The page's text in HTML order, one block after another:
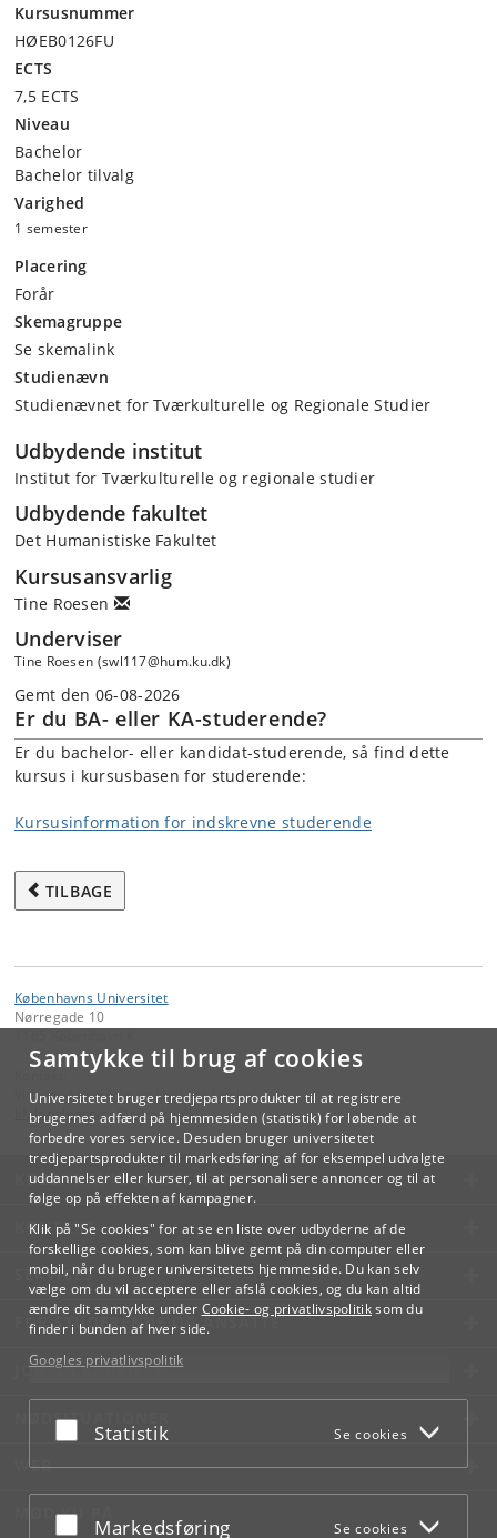
Samtykke til brug af cookies
Universitetet bruger tredjepartsprodukter til at registrere
brugernes adfærd på hjemmesiden (statistik) for løbende at
forbedre vores service. Desuden bruger universitetet
tredjepartsprodukter til markedsføring af for eksempel udvalgte
uddannelser eller kurser, til at personalisere annoncer og til at
følge op på effekten af kampagner.
Klik på "Se cookies" for at se en liste over udbyderne af de
forskellige cookies, som kan blive gemt på din computer eller
mobil, når du bruger universitetets hjemmeside. Du kan selv
vælge om du vil acceptere eller afslå cookies, og du kan altid
ændre dit samtykke under Cookie- og privatlivspolitiksom du
finder i bunden af hver side.
Googles privatlivspolitik
Acceptér eller afslå
Statistik Se cookies
Acceptér eller afslå
Markedsføring Se cookies
Kursusnummer
HØEB0126FU
ECTS
7,5 ECTS
Niveau
Bachelor
Bachelor tilvalg
Varighed
1 semester
Placering
Forår
Skemagruppe
Se skemalink
Studienævn
Studienævnet for Tværkulturelle og Regionale Studier
Udbydende institut
Institut for Tværkulturelle og regionale studier
Udbydende fakultet
Det Humanistiske Fakultet
Kursusansvarlig
Tine Roesen
Underviser
Tine Roesen (swl117@hum.ku.dk)
Gemt den 06-08-2026
Er du BA- eller KA-studerende?
Er du bachelor- eller kandidat-studerende, så find dette
kursus i kursusbasen for studerende:
Kursusinformation for indskrevne studerende
TILBAGE
Københavns Universitet
Nørregade 10
Videreuddannelse og Livslang Læring
lifelonglearning@adm.ku.dk
KØBENHAVNS UNIVERSITET
KONTAKT
SERVICES
FOR STUDERENDE OG ANSATTE
JOB OG KARRIERE
NØDSITUATIONER
WEB
MØD KU PÅ